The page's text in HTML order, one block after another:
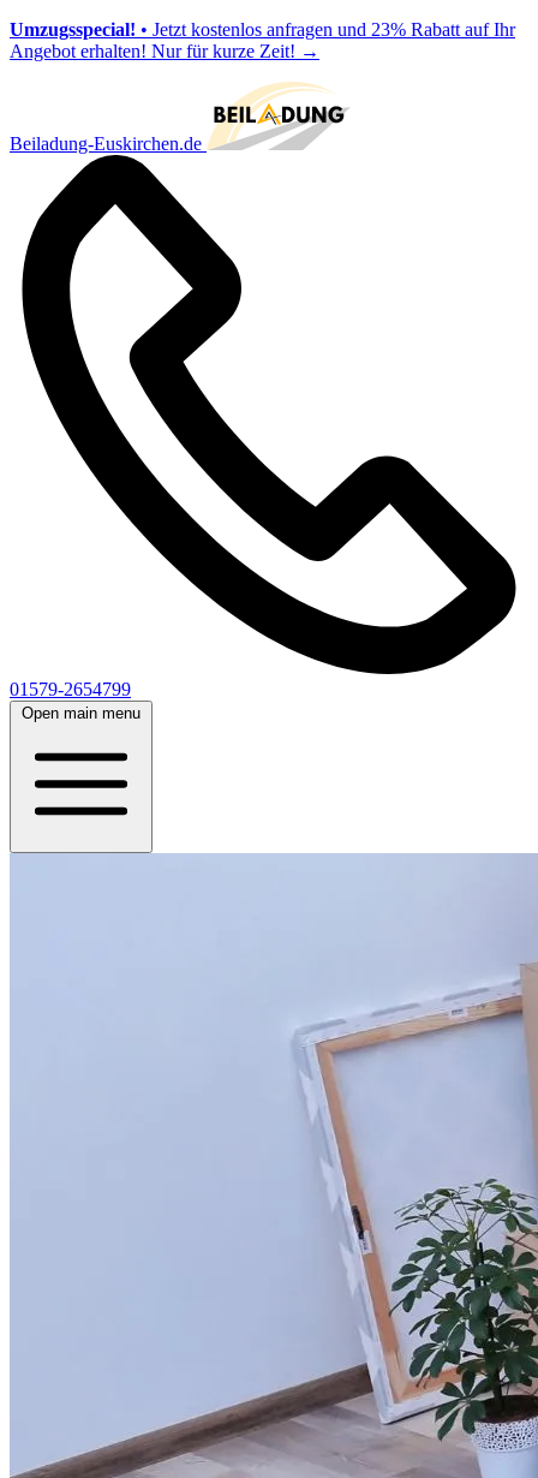
Umzugsspecial! • Jetzt kostenlos anfragen und 23% Rabatt auf Ihr
Angebot erhalten! Nur für kurze Zeit! →
Beiladung-Euskirchen.de
01579-2654799
Open main menu